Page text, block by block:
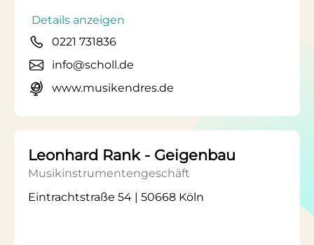
Details anzeigen
0221 731836
info@scholl.de
www.musikendres.de
Leonhard Rank - Geigenbau
Musikinstrumentengeschäft
Eintrachtstraße 54 | 50668 Köln